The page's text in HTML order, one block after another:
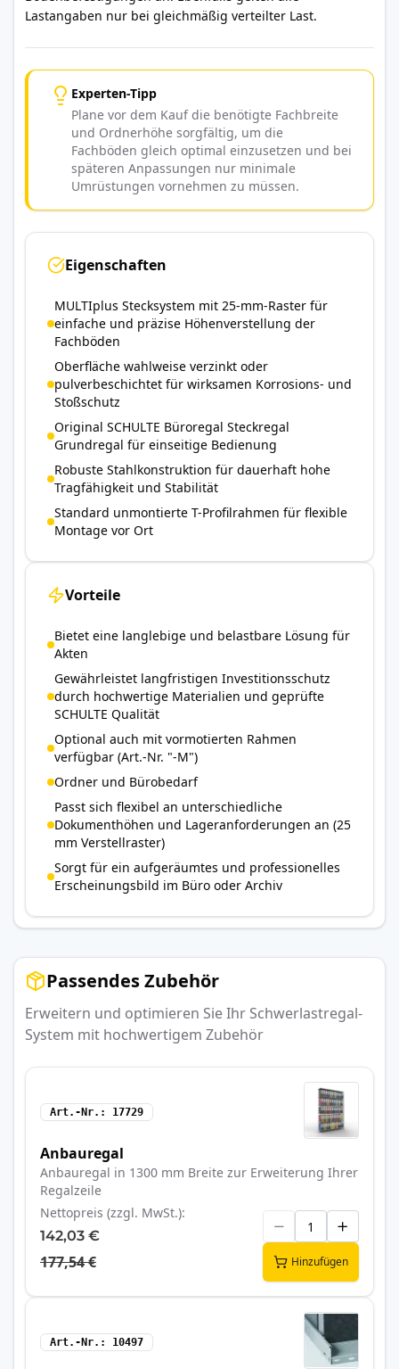
Lastangaben nur bei gleichmäßig verteilter Last.
Experten-Tipp
Plane vor dem Kauf die benötigte Fachbreite
und Ordnerhöhe sorgfältig, um die
Fachböden gleich optimal einzusetzen und bei
späteren Anpassungen nur minimale
Umrüstungen vornehmen zu müssen.
Eigenschaften
MULTIplus Stecksystem mit 25-mm-Raster für
einfache und präzise Höhenverstellung der
Fachböden
Oberfläche wahlweise verzinkt oder
pulverbeschichtet für wirksamen Korrosions- und
Stoßschutz
Original SCHULTE Büroregal Steckregal
Grundregal für einseitige Bedienung
Robuste Stahlkonstruktion für dauerhaft hohe
Tragfähigkeit und Stabilität
Standard unmontierte T-Profilrahmen für flexible
Montage vor Ort
Vorteile
Bietet eine langlebige und belastbare Lösung für
Akten
Gewährleistet langfristigen Investitionsschutz
durch hochwertige Materialien und geprüfte
SCHULTE Qualität
Optional auch mit vormotierten Rahmen
verfügbar (Art.-Nr. "-M")
Ordner und Bürobedarf
Passt sich flexibel an unterschiedliche
Dokumenthöhen und Lageranforderungen an (25
mm Verstellraster)
Sorgt für ein aufgeräumtes und professionelles
Erscheinungsbild im Büro oder Archiv
Passendes Zubehör
Erweitern und optimieren Sie Ihr Schwerlastregal-
System mit hochwertigem Zubehör
Art.-Nr. 17729
Anbauregal
Anbauregal in 1300 mm Breite zur Erweiterung Ihrer
Regalzeile
Nettopreis (zzgl. MwSt.)
142,03 €
177,54 € Hinzufügen
Art.-Nr. 10497